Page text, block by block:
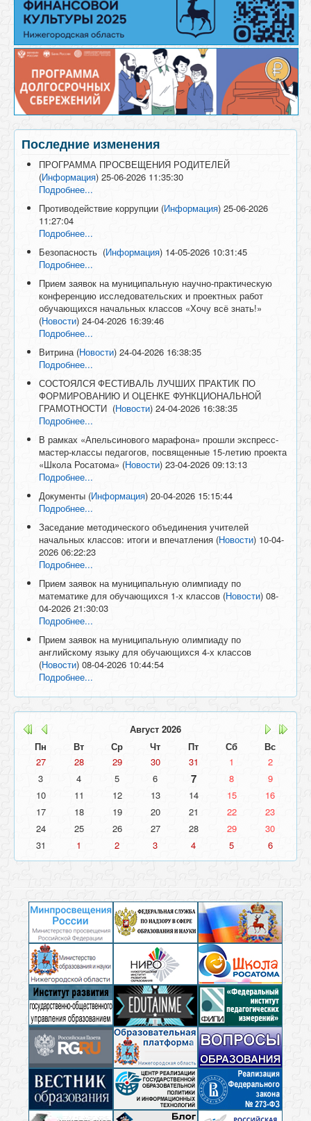
Последние изменения
ПРОГРАММА ПРОСВЕЩЕНИЯ РОДИТЕЛЕЙ
(Информация) 25-06-2026 11:35:30
Подробнее...
Противодействие коррупции (Информация) 25-06-2026
11:27:04
Подробнее...
Безопасность (Информация) 14-05-2026 10:31:45
Подробнее...
Прием заявок на муниципальную научно-практическую
конференцию исследовательских и проектных работ
обучающихся начальных классов «Хочу всё знать!»
(Новости) 24-04-2026 16:39:46
Подробнее...
Витрина (Новости) 24-04-2026 16:38:35
Подробнее...
СОСТОЯЛСЯ ФЕСТИВАЛЬ ЛУЧШИХ ПРАКТИК ПО
ФОРМИРОВАНИЮ И ОЦЕНКЕ ФУНКЦИОНАЛЬНОЙ
ГРАМОТНОСТИ (Новости) 24-04-2026 16:38:35
Подробнее...
В рамках «Апельсинового марафона» прошли экспресс-
мастер-классы педагогов, посвященные 15-летию проекта
«Школа Росатома» (Новости) 23-04-2026 09:13:13
Подробнее...
Документы (Информация) 20-04-2026 15:15:44
Подробнее...
Заседание методического объединения учителей
начальных классов: итоги и впечатления (Новости) 10-04-
2026 06:22:23
Подробнее...
Прием заявок на муниципальную олимпиаду по
математике для обучающихся 1-х классов (Новости) 08-
04-2026 21:30:03
Подробнее...
Прием заявок на муниципальную олимпиаду по
английскому языку для обучающихся 4-х классов
(Новости) 08-04-2026 10:44:54
Подробнее...
Август 2026
Пн
Вт Ср Чт Пт Сб
Вс
27
28 29 30 31 1
2
3
4 5 6 7 8
9
10
11 12 13 14 15
16
17
18 19 20 21 22
23
24
25 26 27 28 29
30
31
1 2 3 4 5 6